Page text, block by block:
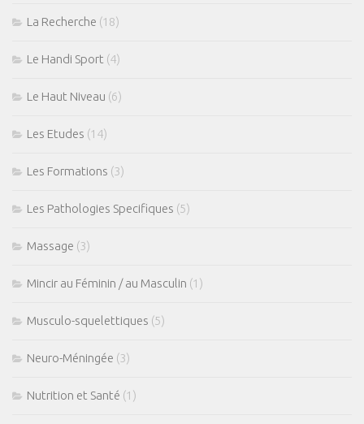
La Recherche (18)
Le Handi Sport (4)
Le Haut Niveau (6)
Les Etudes (14)
Les Formations (3)
Les Pathologies Specifiques (5)
Massage (3)
Mincir au Féminin / au Masculin (1)
Musculo-squelettiques (5)
Neuro-Méningée (3)
Nutrition et Santé (1)